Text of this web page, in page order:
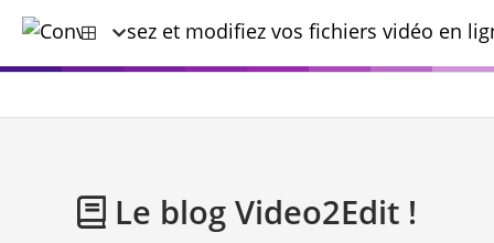
Le blog Video2Edit !